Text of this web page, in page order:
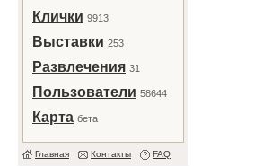
Клички 9913
Выставки 253
Развлечения 31
Пользователи 58644
Карта бета
Главная Контакты FAQ